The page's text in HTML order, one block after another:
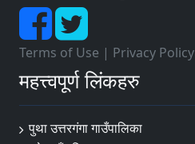
Terms of Use | Privacy Policy
महत्त्वपूर्ण लिंकहरु
पुथा उत्तरगंगा गाउँपालिका